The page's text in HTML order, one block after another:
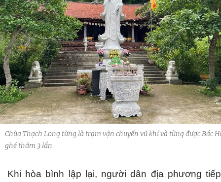
Chùa Thạch Long từng là trạm vận chuyển vũ khí và từng được Bác
ghé thăm 3 lần
Khi hòa bình lập lại, người dân địa phương tiếp